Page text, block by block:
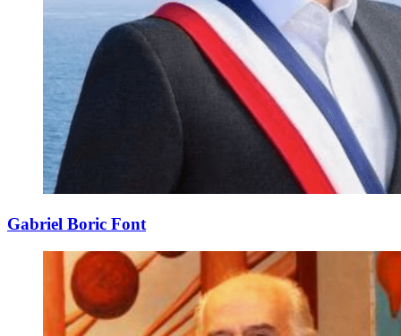
Gabriel Boric Font